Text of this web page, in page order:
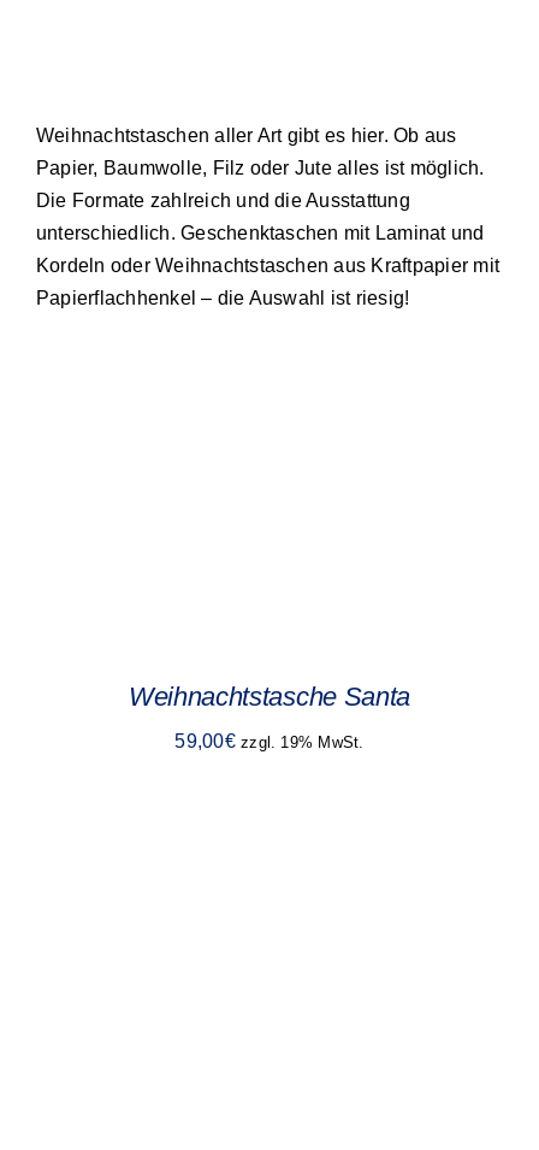
Weihnachtstaschen aller Art gibt es hier. Ob aus
Papier, Baumwolle, Filz oder Jute alles ist möglich.
Die Formate zahlreich und die Ausstattung
unterschiedlich. Geschenktaschen mit Laminat und
Kordeln oder Weihnachtstaschen aus Kraftpapier mit
Papierflachhenkel – die Auswahl ist riesig!
Weihnachtstasche Santa
59,00€ zzgl. 19% MwSt.